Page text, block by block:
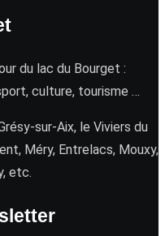
du lac du Bourget :
culture, tourisme …
sur-Aix, le Viviers du
Méry, Entrelacs, Mouxy,
etc.